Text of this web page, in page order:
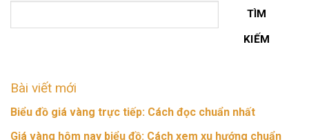
TÌM
KIẾM
Bài viết mới
Biểu đồ giá vàng trực tiếp: Cách đọc chuẩn nhất
Giá vàng hôm nay biểu đồ: Cách xem xu hướng chuẩn